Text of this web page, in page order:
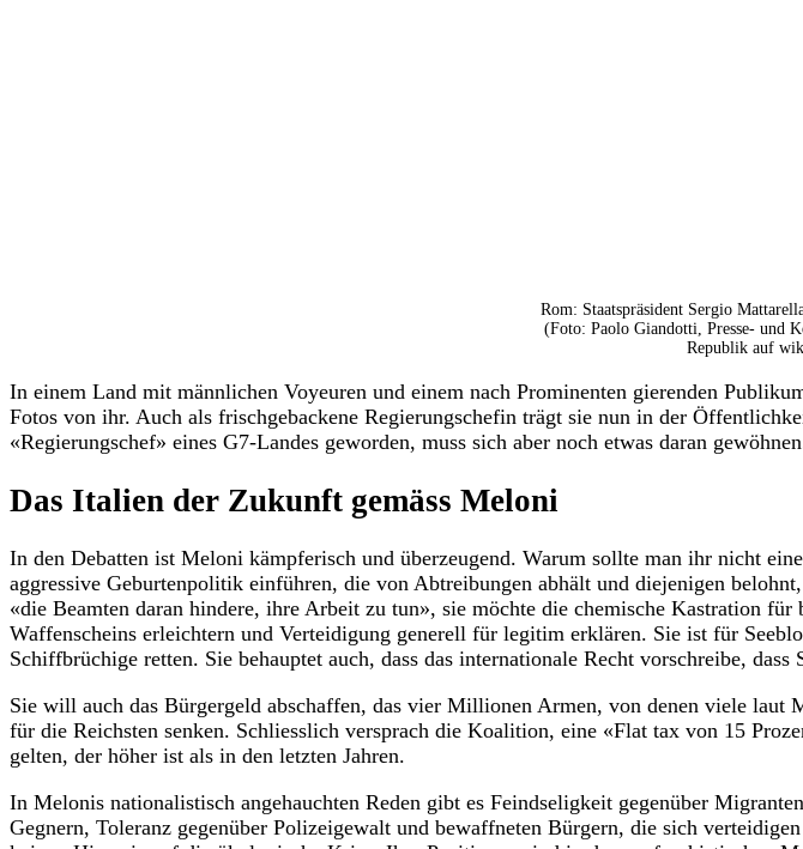
Rom: Staatspräsident Sergio
(Foto: Paolo Giandotti, Presse- und
Republik auf
In einem Land mit männlichen Voyeuren und einem nach Prominenten gierenden
Fotos von ihr. Auch als frischgebackene Regierungschefin trägt sie nun in der
«Regierungschef» eines G7-Landes geworden, muss sich aber noch etwas daran
Das Italien der Zukunft gemäss Meloni
In den Debatten ist Meloni kämpferisch und überzeugend. Warum sollte man ihr nicht
aggressive Geburtenpolitik einführen, die von Abtreibungen abhält und diejenigen
«die Beamten daran hindere, ihre Arbeit zu tun», sie möchte die chemische Kastration
Waffenscheins erleichtern und Verteidigung generell für legitim erklären. Sie ist für
Schiffbrüchige retten. Sie behauptet auch, dass das internationale Recht vorschreibe,
Sie will auch das Bürgergeld abschaffen, das vier Millionen Armen, von denen viele
für die Reichsten senken. Schliesslich versprach die Koalition, eine «Flat tax von 15
gelten, der höher ist als in den letzten Jahren.
In Melonis nationalistisch angehauchten Reden gibt es Feindseligkeit gegenüber
Gegnern, Toleranz gegenüber Polizeigewalt und bewaffneten Bürgern, die sich